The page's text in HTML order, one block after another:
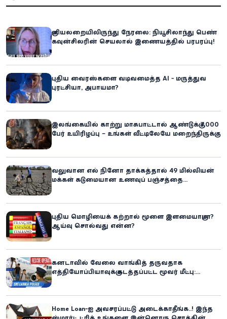
குளியலறையிலிருந்து நேரலை: நியூசிலாந்து பெண்
கவுன்சிலரின் செயலால் இணையத்தில் பரபரப்பு!
புதிய வைரஸ்களை வடிவமைத்த AI - மருத்துவ
புரட்சியா, அபாயமா?
இலங்கையில் காற்று மாசுபாட்டால் ஆண்டுக்கு 7,000
பேர் உயிரிழப்பு – உங்கள் வீட்டிலேயே மறைந்திருக்கும்
வலுவான எல் நினோ தாக்கத்தால் 49 மில்லியன்
மக்கள் கடுமையான உணவுப் பஞ்சத்தை
புதிய மொழியைக் கற்றால் மூளை இளமையாகுமா?
ஆய்வு சொல்வது என்ன?
கனடாவில் வேலை வாங்கித் தருவதாக
எத்தியோப்பியாவுக்கு கடத்தப்பட்ட மூவர் மீட்பு:
Home Loan-ஐ அவசரப்பட்டு அடைக்காதீங்க..! இந்த